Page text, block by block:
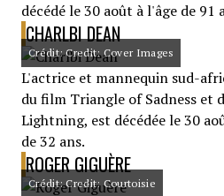
décédé le 30 août à l'âge de 91
CHARLBI DEAN
Crédit: Credit: Cover Images
L'actrice et mannequin sud-
du film Triangle of Sadness et
Lightning, est décédée le 30
de 32 ans.
ROGER GIGUÈRE
Crédit: Credit: Courtoisie